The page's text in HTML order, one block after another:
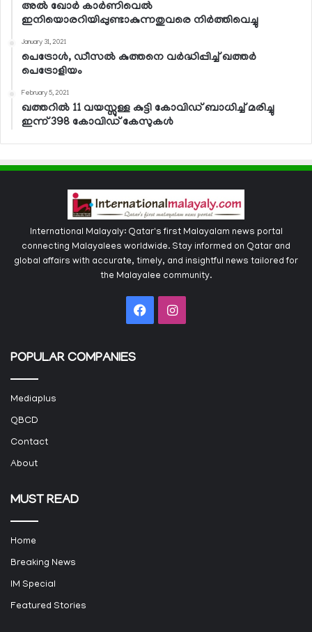
അല്‍ ഖോര്‍ കാര്‍ണിവെല്‍
ഇനിയൊരറിയിപ്പുണ്ടാകുന്നതുവരെ നിര്‍ത്തിവെച്ചു
January 31, 2021
പെട്രോള്‍, ഡീസല്‍ കുത്തനെ വര്‍ദ്ധിപ്പിച്ച് ഖത്തര്‍
പെട്രോളിയം
February 5, 2021
ഖത്തറില്‍ 11 വയസ്സുള്ള കുട്ടി കോവിഡ് ബാധിച്ച് മരിച്ചു
ഇന്ന് 398 കോവിഡ് കേസുകള്‍
International Malayaly: Qatar's first Malayalam news portal
connecting Malayalees worldwide. Stay informed on Qatar and
global affairs with accurate, timely, and insightful news tailored for
the Malayalee community.
FacebookInstagram
POPULAR COMPANIES
Mediaplus
QBCD
Contact
About
MUST READ
Home
Breaking News
IM Special
Featured Stories